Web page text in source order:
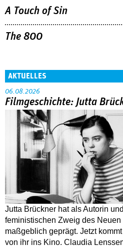
A Touch of Sin
The 800
AKTUELLES
06.08.2026
Filmgeschichte: Jutta
Jutta Brückner hat als Autorin
feministischen Zweig des
maßgeblich geprägt. Jetzt
von ihr ins Kino. Claudia